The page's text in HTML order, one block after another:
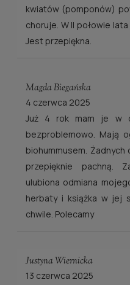
kwiatów (pomponów)
choruje. W II połowie
Jest przepiękna.
Magda Biegańska
4 czerwca 2025
Już 4 rok mam je w
bezproblemowo. Mają
biohummusem.
przepięknie pachną.
ulubiona odmiana
herbaty i książka w jej
chwile. Polecamy
Justyna Wiernicka
13 czerwca 2025